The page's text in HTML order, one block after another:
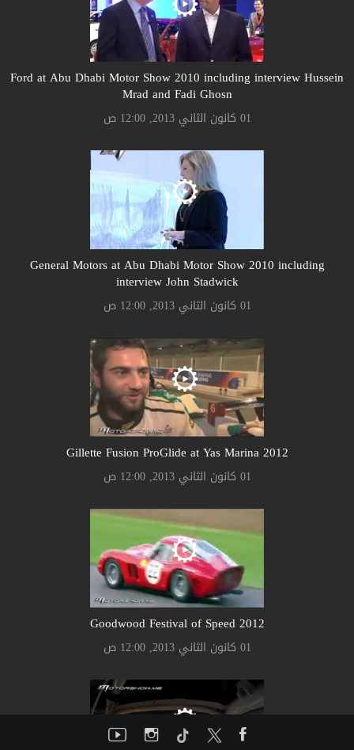
Ford at Abu Dhabi Motor Show 2010 including interview Hussein
Mrad and Fadi Ghosn
01 كانون الثاني 2013, 12:00 ص
General Motors at Abu Dhabi Motor Show 2010 including
interview John Stadwick
01 كانون الثاني 2013, 12:00 ص
Gillette Fusion ProGlide at Yas Marina 2012
01 كانون الثاني 2013, 12:00 ص
Goodwood Festival of Speed 2012
01 كانون الثاني 2013, 12:00 ص